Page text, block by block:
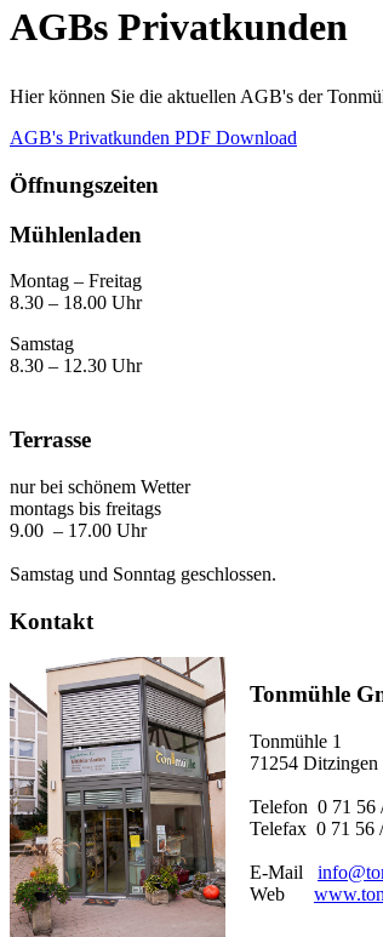
AGBs Privatkunden
Hier können Sie die aktuellen AGB's der
AGB's Privatkunden PDF Download
Öffnungszeiten
Mühlenladen
Montag – Freitag
8.30 – 18.00 Uhr
Samstag
8.30 – 12.30 Uhr
Terrasse
nur bei schönem Wetter
montags bis freitags
9.00 – 17.00 Uhr
Samstag und Sonntag geschlossen.
Kontakt
Tonmühle
Tonmühle 1
71254 Ditzingen
Telefon 0 71 56
Telefax 0 71 56
E-Mail
Web